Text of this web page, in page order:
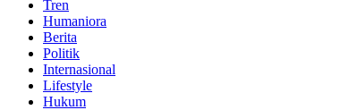
Tren
Humaniora
Berita
Politik
Internasional
Lifestyle
Hukum